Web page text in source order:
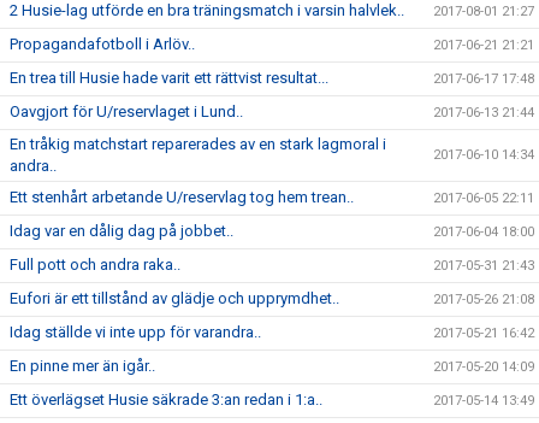
2 Husie-lag utförde en bra träningsmatch i varsin halvlek.. 2017-08-01 21:27
Propagandafotboll i Arlöv.. 2017-06-21 21:21
En trea till Husie hade varit ett rättvist resultat... 2017-06-17 17:48
Oavgjort för U/reservlaget i Lund.. 2017-06-13 21:44
En tråkig matchstart reparerades av en stark lagmoral i
andra..
2017-06-10 14:34
Ett stenhårt arbetande U/reservlag tog hem trean.. 2017-06-05 22:11
Idag var en dålig dag på jobbet.. 2017-06-04 18:00
Full pott och andra raka.. 2017-05-31 21:43
Eufori är ett tillstånd av glädje och upprymdhet.. 2017-05-26 21:08
Idag ställde vi inte upp för varandra.. 2017-05-21 16:42
En pinne mer än igår.. 2017-05-20 14:09
Ett överlägset Husie säkrade 3:an redan i 1:a.. 2017-05-14 13:49